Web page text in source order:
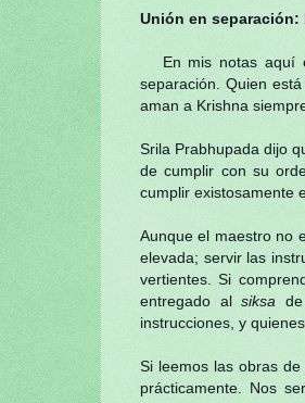
Unión en
En mis notas aquí
separación. Quien
aman a Krishna
Srila Prabhupada dijo
de cumplir con su
cumplir existosamente
Aunque el maestro no
elevada; servir las
vertientes. Si
entregado al siksa
instrucciones, y
Si leemos las obras
prácticamente. Nos